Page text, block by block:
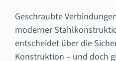
Geschraubte
moderner
entscheidet über die
Konstruktion – und doch